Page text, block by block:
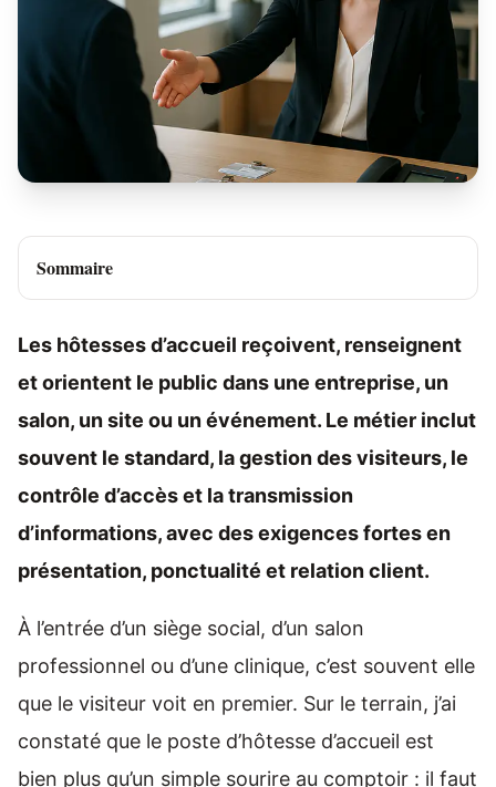
Sommaire
Les hôtesses d’accueil reçoivent, renseignent
et orientent le public dans une entreprise, un
salon, un site ou un événement. Le métier inclut
souvent le standard, la gestion des visiteurs, le
contrôle d’accès et la transmission
d’informations, avec des exigences fortes en
présentation, ponctualité et relation client.
À l’entrée d’un siège social, d’un salon
professionnel ou d’une clinique, c’est souvent elle
que le visiteur voit en premier. Sur le terrain, j’ai
constaté que le poste d’hôtesse d’accueil est
bien plus qu’un simple sourire au comptoir : il faut